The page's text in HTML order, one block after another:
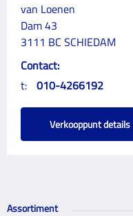
van Loenen
Dam 43
3111 BC SCHIEDAM
Contact:
t: 010-4266192
Verkooppunt details
Assortiment